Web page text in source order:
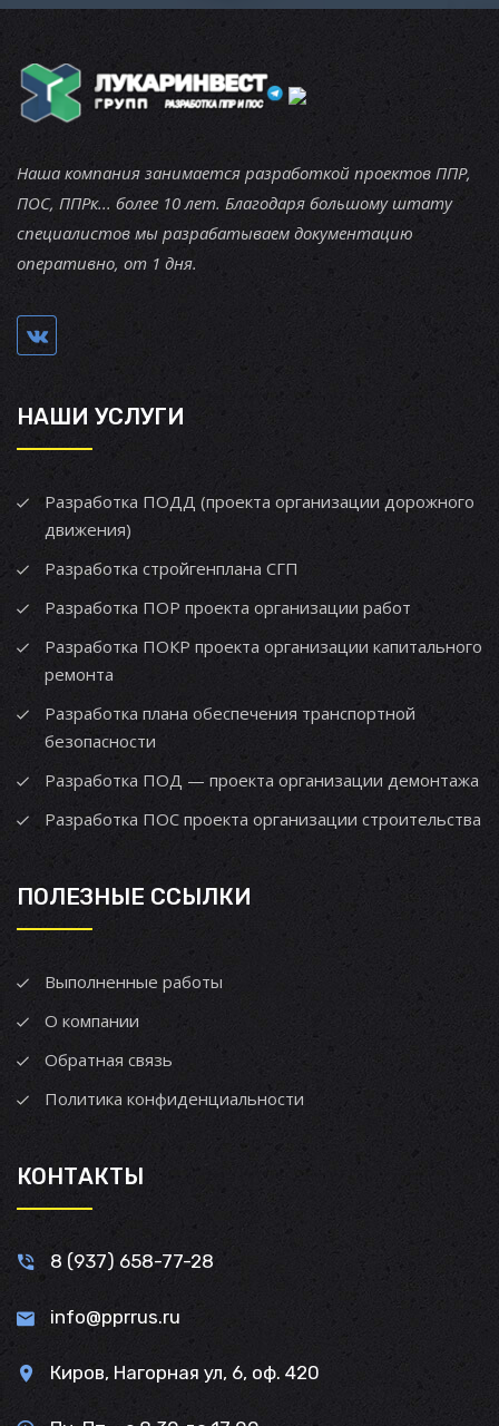
Наша компания занимается разработкой проектов ППР,
ПОС, ППРк... более 10 лет. Благодаря большому штату
специалистов мы разрабатываем документацию
оперативно, от 1 дня.
НАШИ УСЛУГИ
Разработка ПОДД (проекта организации дорожного
движения)
Разработка стройгенплана СГП
Разработка ПОР проекта организации работ
Разработка ПОКР проекта организации капитального
ремонта
Разработка плана обеспечения транспортной
безопасности
Разработка ПОД — проекта организации демонтажа
Разработка ПОС проекта организации строительства
ПОЛЕЗНЫЕ ССЫЛКИ
Выполненные работы
О компании
Обратная связь
Политика конфиденциальности
КОНТАКТЫ
8 (937) 658-77-28
info@pprrus.ru
Киров, Нагорная ул, 6, оф. 420